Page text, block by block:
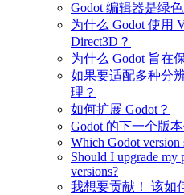
Godot 编辑器是绿
为什么 Godot 使用
Direct3D？
为什么 Godot 旨在
如果要适配多种分
理？
如何扩展 Godot？
Godot 的下一个版
Which Godot version
Should I upgrade my
versions?
我想要贡献！ 该如